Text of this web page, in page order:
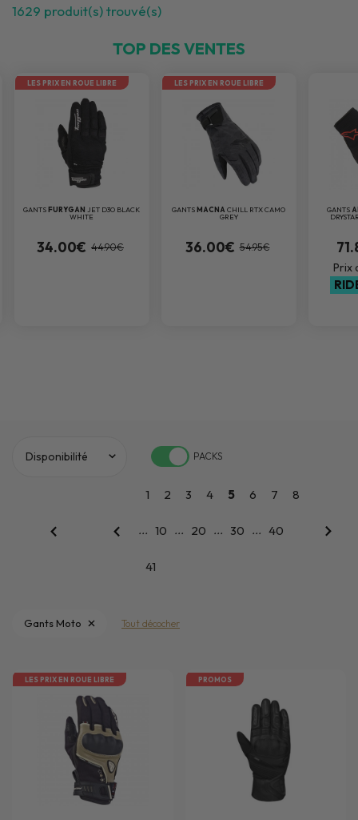
1629 produit(s) trouvé(s)
TOP DES VENTES
LES PRIX EN ROUE LIBRE
GANTSFURYGAN JET D3O BLACK
WHITE
34.00€ 44.90€
LES PRIX EN ROUE LIBRE
GANTSMACNA CHILL RTX CAMO
GREY
36.00€ 54.95€
GANTS
Prix
PACKS
1 2 3 4 5 6 7 8
... 10 ... 20 ... 30 ... 40
41
Gants Moto Tout décocher
LES PRIX EN ROUE LIBRE PROMOS